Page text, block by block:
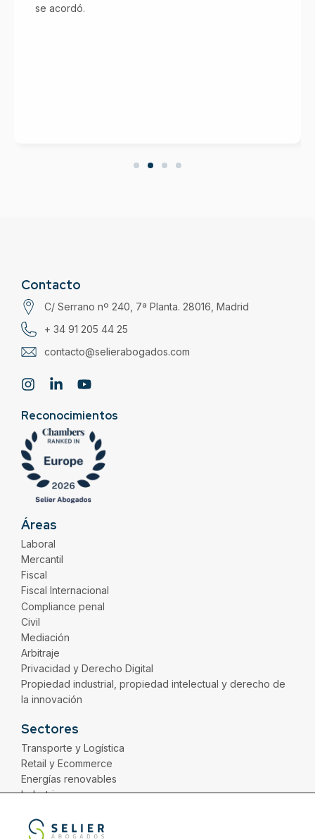
se acordó.
Contacto
C/ Serrano nº 240, 7ª Planta. 28016, Madrid
+ 34 91 205 44 25
contacto@selierabogados.com
Reconocimientos
Áreas
Laboral
Mercantil
Fiscal
Fiscal Internacional
Compliance penal
Civil
Mediación
Arbitraje
Privacidad y Derecho Digital
Propiedad industrial, propiedad intelectual y derecho de
la innovación
Sectores
Transporte y Logística
Retail y Ecommerce
Energías renovables
Industria
Servicios